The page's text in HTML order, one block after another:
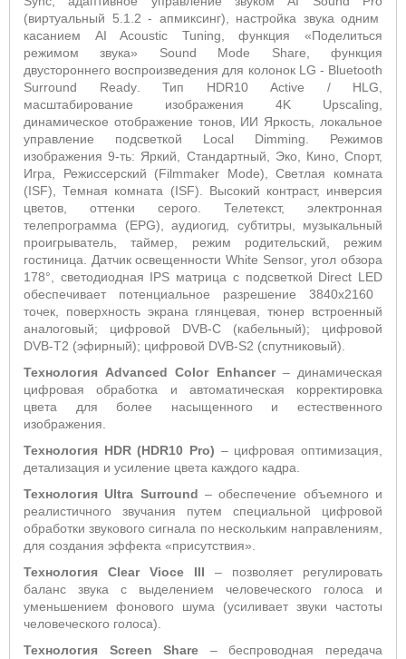
(виртуальный 5.1.2 - апмиксинг), настройка звука одним
касанием AI Acoustic Tuning, функция «Поделиться
режимом звука» Sound Mode Share, функция
двустороннего воспроизведения для колонок LG - Bluetooth
Surround
Ready. Тип HDR10 Active / HLG,
масштабирование изображения 4K Upscaling,
динамическое отображение тонов, ИИ Яркость, локальное
управление подсветкой Local Dimming. Режимов
изображения 9-ть: Яркий, Стандартный, Эко, Кино, Спорт,
Игра, Режиссерский (Filmmaker Mode), Светлая комната
(ISF), Темная комната (ISF). Высокий контраст, инверсия
цветов, оттенки серого. Телетекст, электронная
телепрограмма (EPG), аудиогид, субтитры, музыкальный
проигрыватель, таймер, режим родительский, режим
гостиница. Датчик освещенности White Sensor, угол обзора
178°, светодиодная IPS матрица с подсветкой Direct LED
обеспечивает потенциальное разрешение 3840x2160
точек, поверхность экрана глянцевая, тюнер встроенный
аналоговый; цифровой DVB-C (кабельный); цифровой
DVB-T2 (эфирный); цифровой DVB-S2 (спутниковый).
Технология Advanced Color Enhancer– динамическая
цифровая обработка и автоматическая корректировка
цвета для более насыщенного и естественного
изображения.
Технология HDR (HDR10 Pro) – цифровая оптимизация,
детализация и усиление цвета каждого кадра.
Технология Ultra Surround– обеспечение объемного и
реалистичного звучания путем специальной цифровой
обработки звукового сигнала по нескольким направлениям,
для создания эффекта «присутствия».
Технология Clear Vioce III – позволяет регулировать
баланс звука с выделением человеческого голоса и
уменьшением фонового шума (усиливает звуки частоты
человеческого голоса).
Технология Screen Share – беспроводная передача